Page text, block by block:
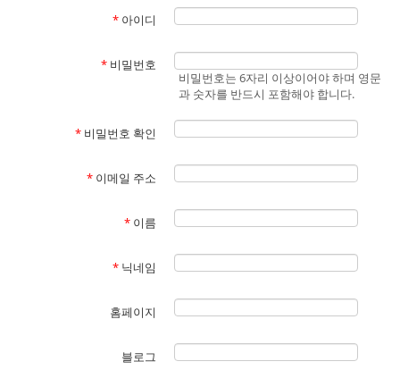
* 아이디
* 비밀번호
비밀번호는 6자리 이상이어야 하며 영문
과 숫자를 반드시 포함해야 합니다.
* 비밀번호 확인
* 이메일 주소
* 이름
* 닉네임
홈페이지
블로그